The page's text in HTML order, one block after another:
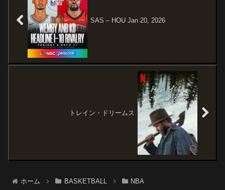
SAS – HOU Jan 20, 2026
トレイン・ドリームス
ホーム BASKETBALL NBA